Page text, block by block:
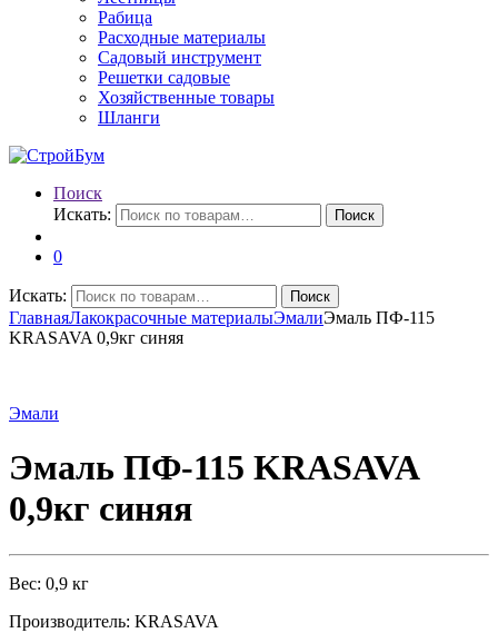
Рабица
Расходные материалы
Садовый инструмент
Решетки садовые
Хозяйственные товары
Шланги
Поиск
Искать:
Поиск
0
Искать: Поиск
ГлавнаяЛакокрасочные материалыЭмалиЭмаль ПФ-115
KRASAVA 0,9кг синяя
Эмали
Эмаль ПФ-115 KRASAVA
0,9кг синяя
Вес: 0,9 кг
Производитель: KRASAVA